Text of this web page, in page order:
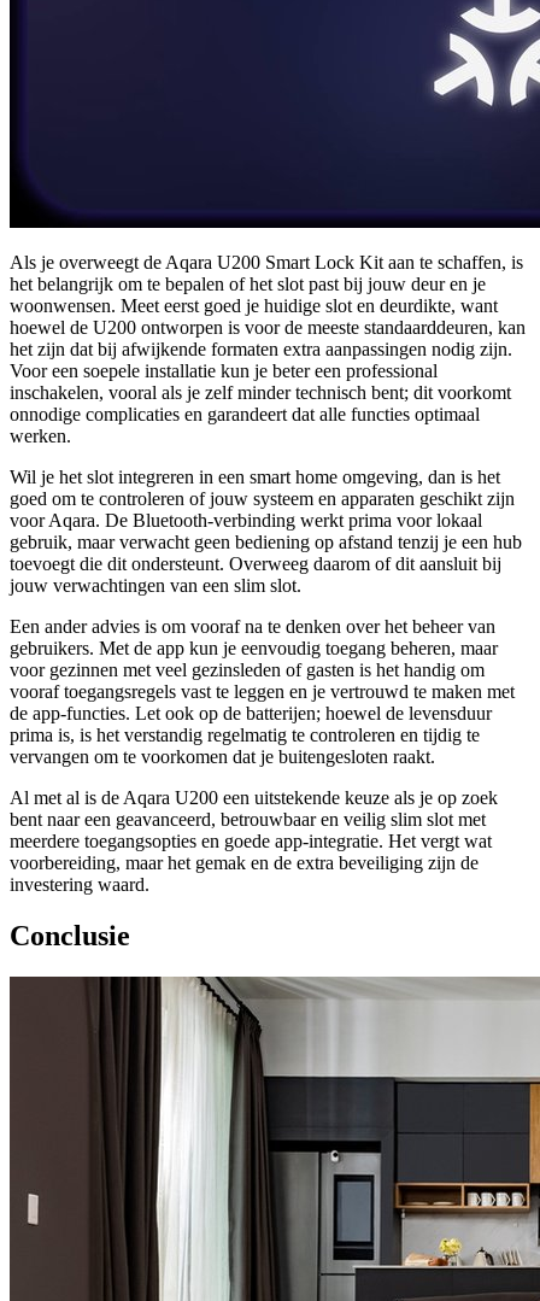
Als je overweegt de Aqara U200 Smart Lock Kit aan te schaffen, is
het belangrijk om te bepalen of het slot past bij jouw deur en je
woonwensen. Meet eerst goed je huidige slot en deurdikte, want
hoewel de U200 ontworpen is voor de meeste standaarddeuren, kan
het zijn dat bij afwijkende formaten extra aanpassingen nodig zijn.
Voor een soepele installatie kun je beter een professional
inschakelen, vooral als je zelf minder technisch bent; dit voorkomt
onnodige complicaties en garandeert dat alle functies optimaal
werken.
Wil je het slot integreren in een smart home omgeving, dan is het
goed om te controleren of jouw systeem en apparaten geschikt zijn
voor Aqara. De Bluetooth-verbinding werkt prima voor lokaal
gebruik, maar verwacht geen bediening op afstand tenzij je een hub
toevoegt die dit ondersteunt. Overweeg daarom of dit aansluit bij
jouw verwachtingen van een slim slot.
Een ander advies is om vooraf na te denken over het beheer van
gebruikers. Met de app kun je eenvoudig toegang beheren, maar
voor gezinnen met veel gezinsleden of gasten is het handig om
vooraf toegangsregels vast te leggen en je vertrouwd te maken met
de app-functies. Let ook op de batterijen; hoewel de levensduur
prima is, is het verstandig regelmatig te controleren en tijdig te
vervangen om te voorkomen dat je buitengesloten raakt.
Al met al is de Aqara U200 een uitstekende keuze als je op zoek
bent naar een geavanceerd, betrouwbaar en veilig slim slot met
meerdere toegangsopties en goede app-integratie. Het vergt wat
voorbereiding, maar het gemak en de extra beveiliging zijn de
investering waard.
Conclusie